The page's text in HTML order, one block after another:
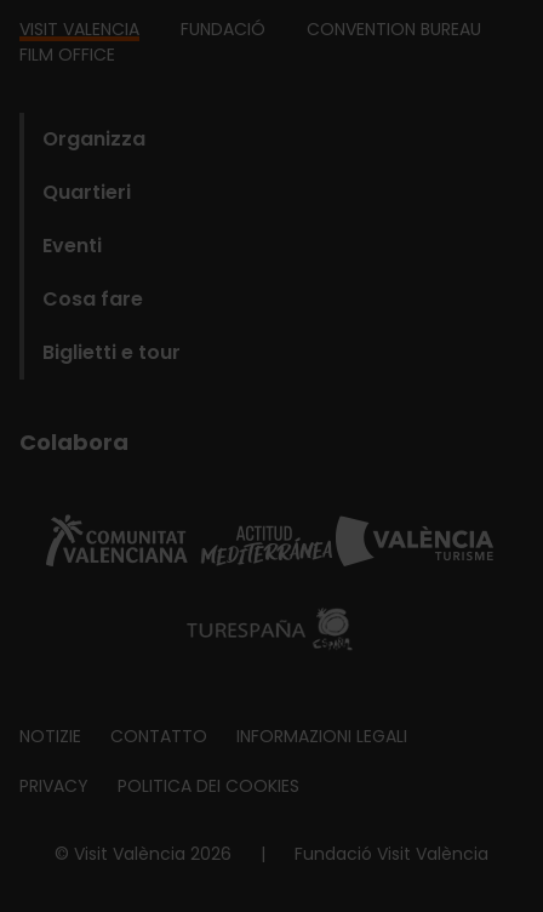
Footer
VISIT VALENCIA FUNDACIÓ
CONVENTION BUREAU
FILM OFFICE
Organizza
Quartieri
Eventi
Cosa fare
Biglietti e tour
Colabora
Footer
about
NOTIZIE CONTATTO INFORMAZIONI LEGALI
PRIVACY POLITICA DEI COOKIES
© Visit València 2026 | Fundació Visit València